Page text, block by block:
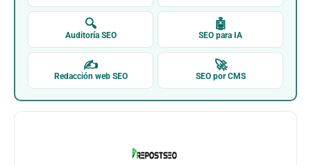
🔍
Auditoría SEO
🤖
SEO para IA
✍
Redacción web SEO
🚀
SEO por CMS